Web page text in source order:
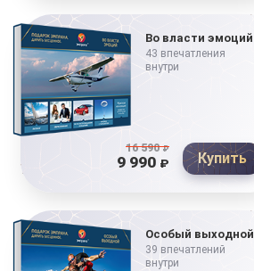
Во власти эмоций
43 впечатления
внутри
16 590₽
9 990 ₽ Купить
Особый выходной
39 впечатлений
внутри